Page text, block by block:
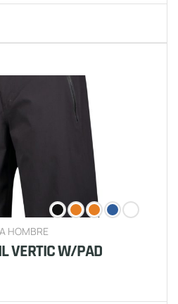
HOMBRE
VERTIC W/PAD